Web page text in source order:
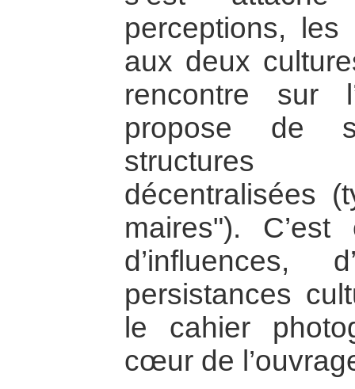
perceptions, les
aux deux
rencontre sur
propose de
structures
décentralisées
maires").
d’influences,
persistances
le cahier
cœur de